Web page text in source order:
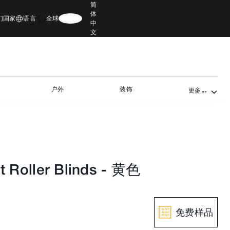
国家 语言 全球
简
体
中
文
户外 装饰 更多...
Roller Blinds - 黄色
免费样品